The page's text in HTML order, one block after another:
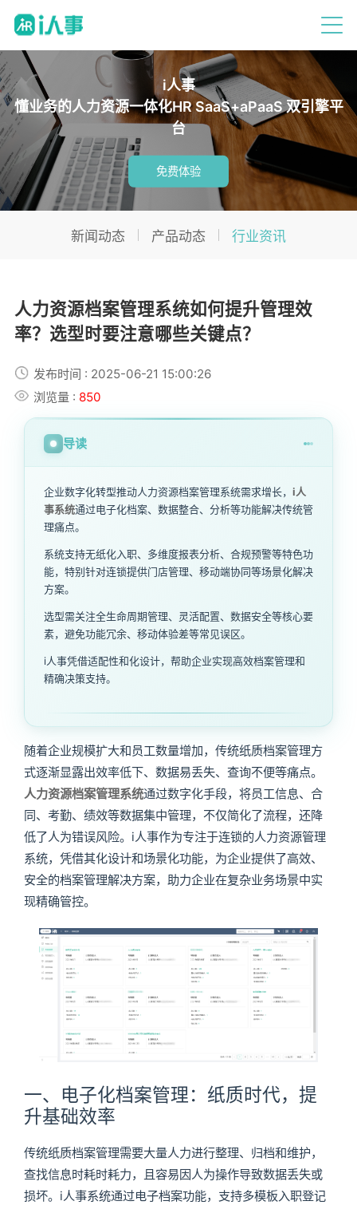
i人事
懂业务的人力资源一体化HR SaaS+aPaaS 双引擎平
台
免费体验
新闻动态 产品动态 行业资讯
人力资源档案管理系统如何提升管理效
率？选型时要注意哪些关键点？
发布时间 : 2025-06-21 15:00:26
浏览量 : 850
导读
企业数字化转型推动人力资源档案管理系统需求增长， i人
事系统通过电子化档案、数据整合、分析等功能解决传统管
理痛点。
系统支持无纸化入职、多维度报表分析、合规预警等特色功
能，特别针对连锁提供门店管理、移动端协同等场景化解决
方案。
选型需关注全生命周期管理、灵活配置、数据安全等核心要
素，避免功能冗余、移动体验差等常见误区。
i人事凭借适配性和化设计，帮助企业实现高效档案管理和
精确决策支持。
随着企业规模扩大和员工数量增加，传统纸质档案管理方
式逐渐显露出效率低下、数据易丢失、查询不便等痛点。
人力资源档案管理系统通过数字化手段，将员工信息、合
同、考勤、绩效等数据集中管理，不仅简化了流程，还降
低了人为错误风险。i人事作为专注于连锁的人力资源管理
系统，凭借其化设计和场景化功能，为企业提供了高效、
安全的档案管理解决方案，助力企业在复杂业务场景中实
现精确管控。
一、电子化档案管理：纸质时代，提
升基础效率
传统纸质档案管理需要大量人力进行整理、归档和维护，
查找信息时耗时耗力，且容易因人为操作导致数据丢失或
损坏。i人事系统通过电子档案功能，支持多模板入职登记